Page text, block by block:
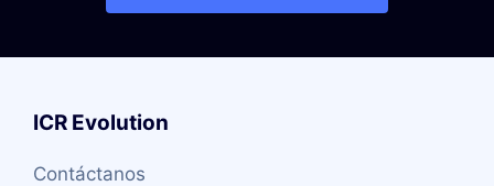
ICR Evolution
Contáctanos